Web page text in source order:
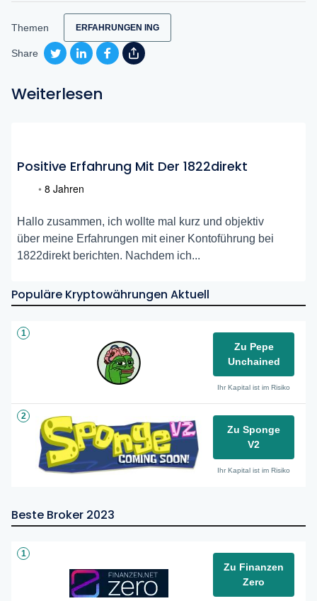
Themen ERFAHRUNGEN ING
Share
Weiterlesen
Positive Erfahrung Mit Der 1822direkt
• 8 Jahren
Hallo zusammen, ich wollte mal kurz und objektiv
über meine Erfahrungen mit einer Kontoführung bei
1822direkt berichten. Nachdem ich...
Populäre Kryptowährungen Aktuell
1
Zu Pepe
Unchained
Ihr Kapital ist im Risiko
2
Zu Sponge
V2
Ihr Kapital ist im Risiko
Beste Broker 2023
1
Zu Finanzen
Zero